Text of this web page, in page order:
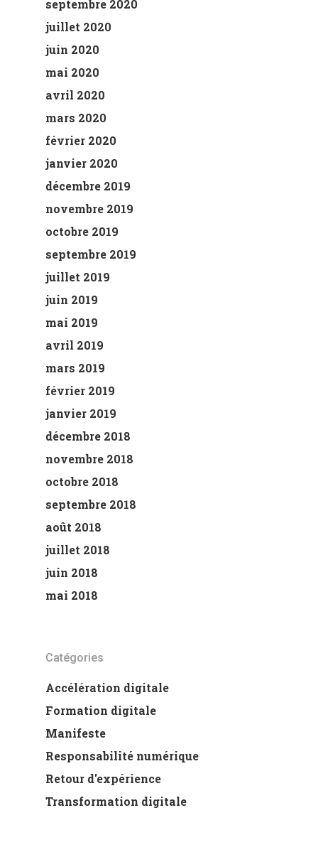
septembre 2020
juillet 2020
juin 2020
mai 2020
avril 2020
mars 2020
février 2020
janvier 2020
décembre 2019
novembre 2019
octobre 2019
septembre 2019
juillet 2019
juin 2019
mai 2019
avril 2019
mars 2019
février 2019
janvier 2019
décembre 2018
novembre 2018
octobre 2018
septembre 2018
août 2018
juillet 2018
juin 2018
mai 2018
Catégories
Accélération digitale
Formation digitale
Manifeste
Responsabilité numérique
Retour d'expérience
Transformation digitale